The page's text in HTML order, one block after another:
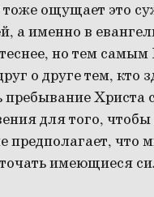
тоже ощущает это
а именно в
но тем
о друге тем, кто
пребывание Христа
для того,
что
имеющиеся